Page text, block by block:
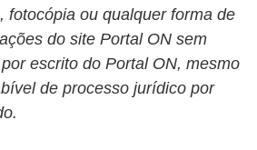
fotocópia ou qualquer forma de
do site Portal ON sem
escrito do Portal ON, mesmo
de processo jurídico por